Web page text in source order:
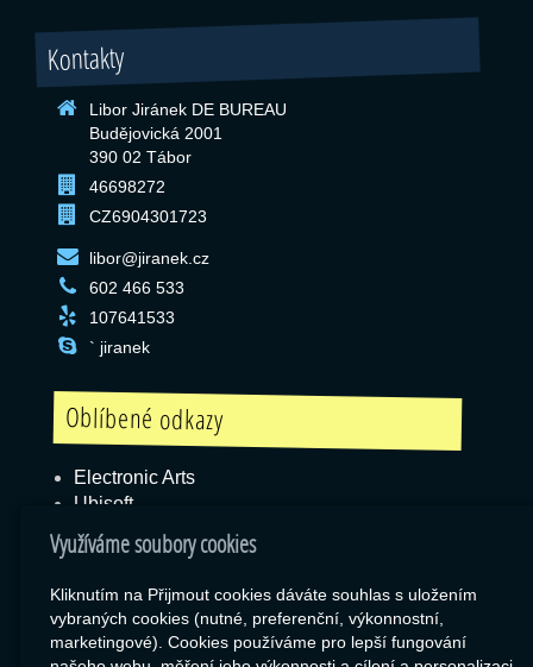
Kontakty
Libor Jiránek DE BUREAU
Budějovická 2001
390 02 Tábor
46698272
CZ6904301723
libor@jiranek.cz
602 466 533
107641533
` jiranek
Oblíbené odkazy
Electronic Arts
Ubisoft
Blizzard
Box
Využíváme soubory cookies
Kliknutím na Přijmout cookies dáváte souhlas s uložením
vybraných cookies (nutné, preferenční, výkonnostní,
marketingové). Cookies používáme pro lepší fungování